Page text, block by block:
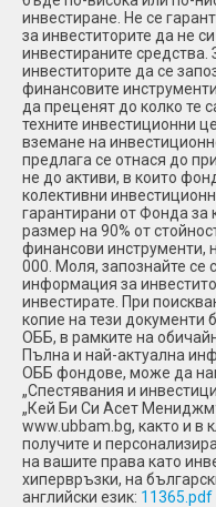
инвестиране. Не се
за инвеститорите да не
инвестираните
инвеститорите да се
финансовите
да преценят до колко те
техните инвестиционни
вземане на
предлага се отнася до
не до активи, в които
колективни
гарантирани от Фонда за
размер на 90% от
финансови инструменти,
000. Моля, запознайте се
информация за
инвестирате. При
копие на тези документи
ОББ, в рамките на
Пълна и най-актуална
ОББ фондове, може да
„Спестявания и
„Кей Би Си Асет
www.ubbam.bg, както и в
получите и
на вашите права като
хипервръзки, на
английски език: 11365.pdf